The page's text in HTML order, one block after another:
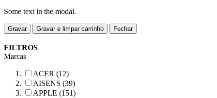
Some text in the modal.
Gravar Gravar e limpar carrinho Fechar
FILTROS
Marcas
ACER (12)
AISENS (39)
APPLE (151)